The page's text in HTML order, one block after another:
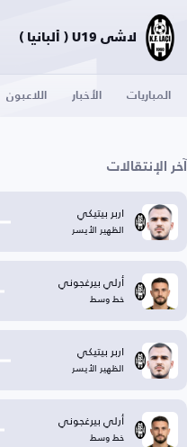
لاشي U19 ( ألبانيا )
المباريات الأخبار اللاعبون
آخر الإنتقالات
اربر بيتيكي
الظهير الأيسر
أرلي بيرغجوني
خط وسط
اربر بيتيكي
الظهير الأيسر
أرلي بيرغجوني
خط وسط